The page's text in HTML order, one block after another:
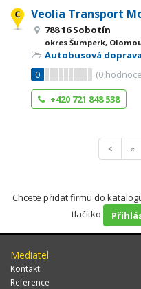
Veolia Transport
788 16 Sobotín
okres Šumperk,
Autobusová doprava
0
(0
+420 721 848 538
< «
Chcete přidat firmu do
tlačítko
Mediatel
Kontakt
Reference